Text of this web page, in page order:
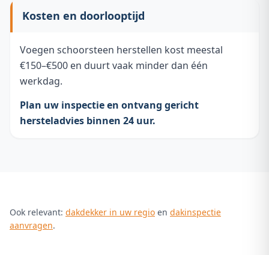
Kosten en doorlooptijd
Voegen schoorsteen herstellen kost meestal
€150–€500 en duurt vaak minder dan één
werkdag.
Plan uw inspectie en ontvang gericht
hersteladvies binnen 24 uur.
Ook relevant: dakdekker in uw regio en dakinspectie
aanvragen.